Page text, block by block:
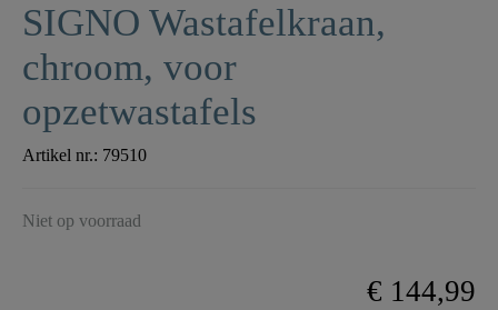
SIGNO Wastafelkraan,
chroom, voor
opzetwastafels
Artikel nr.: 79510
Niet op voorraad
€ 144,99